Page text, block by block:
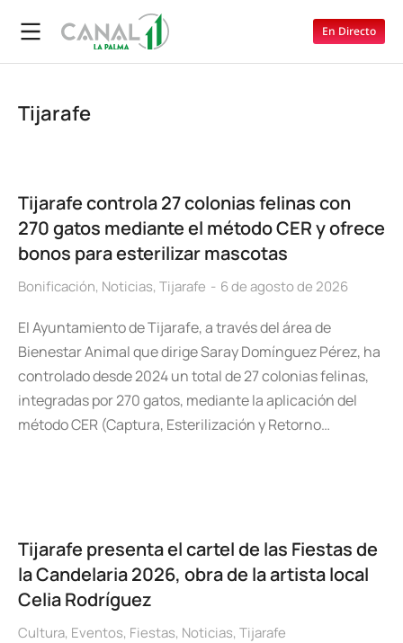
En Directo
Tijarafe
Tijarafe controla 27 colonias felinas con
270 gatos mediante el método CER y ofrece
bonos para esterilizar mascotas
Bonificación, Noticias, Tijarafe 6 de agosto de 2026
El Ayuntamiento de Tijarafe, a través del área de
Bienestar Animal que dirige Saray Domínguez Pérez, ha
controlado desde 2024 un total de 27 colonias felinas,
integradas por 270 gatos, mediante la aplicación del
método CER (Captura, Esterilización y Retorno…
Tijarafe presenta el cartel de las Fiestas de
la Candelaria 2026, obra de la artista local
Celia Rodríguez
Cultura, Eventos, Fiestas, Noticias, Tijarafe